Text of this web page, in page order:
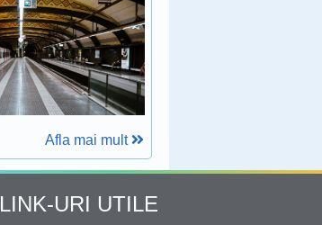
Afla mai mult
LINK-URI UTILE